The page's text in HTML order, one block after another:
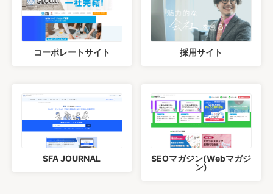
コーポレートサイト 採用サイト
SFA JOURNAL
SEOマガジン(Webマガジ
ン)